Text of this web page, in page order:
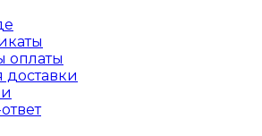
оплаты
доставки